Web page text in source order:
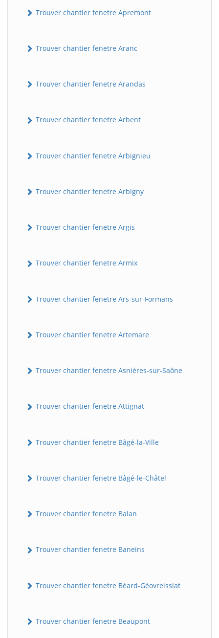
Trouver chantier fenetre Apremont
Trouver chantier fenetre Aranc
Trouver chantier fenetre Arandas
Trouver chantier fenetre Arbent
Trouver chantier fenetre Arbignieu
Trouver chantier fenetre Arbigny
Trouver chantier fenetre Argis
Trouver chantier fenetre Armix
Trouver chantier fenetre Ars-sur-Formans
Trouver chantier fenetre Artemare
Trouver chantier fenetre Asnières-sur-Saône
Trouver chantier fenetre Attignat
Trouver chantier fenetre Bâgé-la-Ville
Trouver chantier fenetre Bâgé-le-Châtel
Trouver chantier fenetre Balan
Trouver chantier fenetre Baneins
Trouver chantier fenetre Béard-Géovreissiat
Trouver chantier fenetre Beaupont